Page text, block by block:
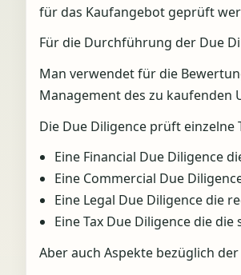
für das Kaufangebot geprüft
Für die Durchführung der Due
Man verwendet für die
Management des zu kaufenden
Die Due Diligence prüft einzelne
Eine Financial Due Diligence
Eine Commercial Due
Eine Legal Due Diligence die
Eine Tax Due Diligence die
Aber auch Aspekte bezüglich